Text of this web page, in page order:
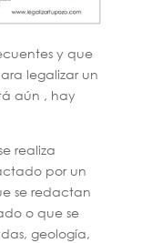
y que
legalizar un
aún , hay
realiza
por un
se redactan
o que se
geología,